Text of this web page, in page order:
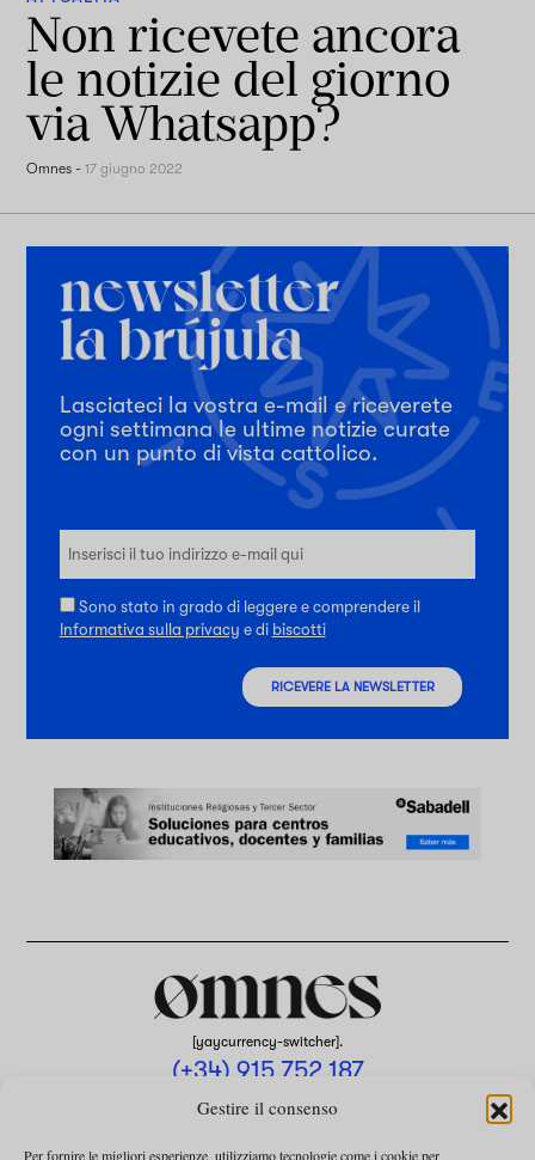
Gestire il consenso
Per fornire le migliori esperienze, utilizziamo tecnologie come i cookie per
Non ricevete ancora
le notizie del giorno
via Whatsapp?
Omnes -17 giugno 2022
Lasciateci la vostra e-mail e riceverete
ogni settimana le ultime notizie curate
con un punto di vista cattolico.
Sono stato in grado di leggere e comprendere il
Informativa sulla privacy e di biscotti
RICEVERE LA NEWSLETTER
[yaycurrency-switcher].
(+34) 915 752 187
omnes@omnesmag.com